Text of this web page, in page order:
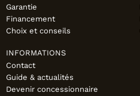
Garantie
Financement
Choix et conseils
INFORMATIONS
Contact
Guide & actualités
Devenir concessionnaire